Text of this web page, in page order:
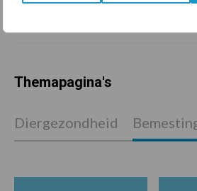
Themapagina's
Diergezondheid